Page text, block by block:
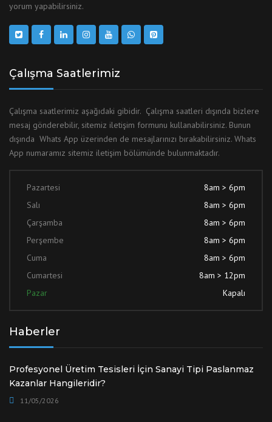
yorum yapabilirsiniz.
Çalışma Saatlerimiz
Çalışma saatlerimiz aşağıdaki gibidir. Çalışma saatleri dışında bizlere
mesaj gönderebilir, sitemiz iletişim formunu kullanabilirsiniz. Bunun
dışında Whats App üzerinden de mesajlarınızı bırakabilirsiniz. Whats
App numaramız sitemiz iletişim bölümünde bulunmaktadır.
Pazartesi
8am > 6pm
Salı
8am > 6pm
Çarşamba
8am > 6pm
Perşembe
8am > 6pm
Cuma
8am > 6pm
Cumartesi
8am > 12pm
Pazar
Kapalı
Haberler
Profesyonel Üretim Tesisleri İçin Sanayi Tipi Paslanmaz
Kazanlar Hangileridir?
11/05/2026